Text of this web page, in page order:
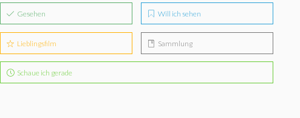
Gesehen Will ich sehen
Lieblingsfilm Sammlung
Schaue ich gerade